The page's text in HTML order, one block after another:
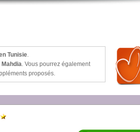
Tunisie.
Mahdia. Vous pourrez également
proposés.